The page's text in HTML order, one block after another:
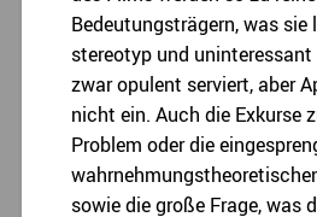
Bedeutungsträgern, was
stereotyp und
zwar opulent serviert, aber
nicht ein. Auch die Exkurse
Problem oder die
sowie die große Frage, was